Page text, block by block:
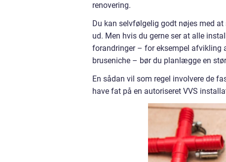
renovering.
Du kan selvfølgelig godt nøjes med
ud. Men hvis du gerne ser at alle
forandringer – for eksempel afvikling
bruseniche – bør du planlægge en
En sådan vil som regel involvere de
have fat på en autoriseret VVS